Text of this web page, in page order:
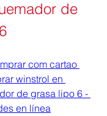
de
com cartao
winstrol en
de grasa lipo 6 -
en línea